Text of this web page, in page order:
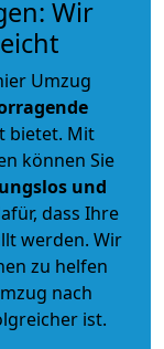
Wir
Umzug
bietet. Mit
können Sie
und
dass Ihre
werden. Wir
zu helfen
nach
ist.